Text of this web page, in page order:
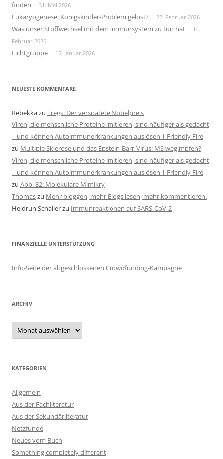
finden
31. Mai 2026
Eukaryogenese: Königskinder-Problem gelöst? 22. Februar 2026
Was unser Stoffwechsel mit dem Immunsystem zu tun hat
14.
Februar 2026
Lichtgruppe 15. Januar 2026
NEUESTE KOMMENTARE
Rebekkazu Tregs: Der verspätete Nobelpreis
Viren, die menschliche Proteine imitieren, sind häufiger als gedacht
– und können Autoimmunerkrankungen auslösen | Friendly Fire
zu Multiple Sklerose und das Epstein-Barr-Virus: MS wegimpfen?
Viren, die menschliche Proteine imitieren, sind häufiger als gedacht
– und können Autoimmunerkrankungen auslösen | Friendly Fire
zu Abb. 82: Molekulare Mimikry
Thomaszu Mehr bloggen, mehr Blogs lesen, mehr kommentieren.
Heidrun Schallerzu Immunreaktionen auf SARS-CoV-2
FINANZIELLE UNTERSTÜTZUNG
Info-Seite der abgeschlossenen Crowdfunding-Kampagne
ARCHIV
Archiv
KATEGORIEN
Allgemein
Aus der Fachliteratur
Aus der Sekundärliteratur
Netzfunde
Neues vom Buch
Something completely different